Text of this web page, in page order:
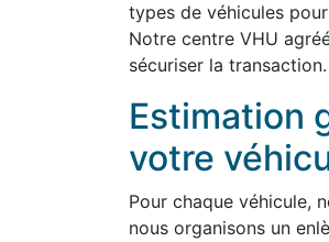
types de véhicules
Notre centre VHU
sécuriser la transaction.
Estimation
votre
Pour chaque véhicule,
nous organisons un